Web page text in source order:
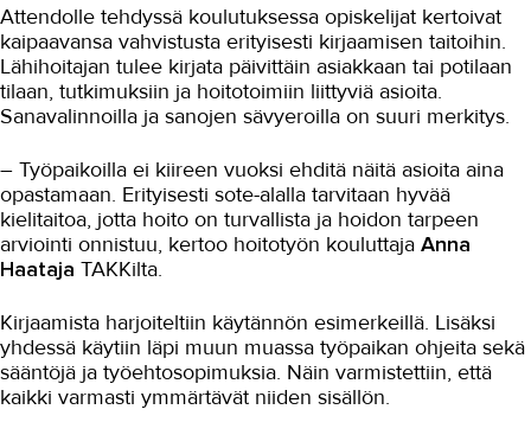
Attendolle tehdyssä koulutuksessa opiskelijat kertoivat
kaipaavansa vahvistusta erityisesti kirjaamisen taitoihin.
Lähihoitajan tulee kirjata päivittäin asiakkaan tai potilaan
tilaan, tutkimuksiin ja hoitotoimiin liittyviä asioita.
Sanavalinnoilla ja sanojen sävyeroilla on suuri merkitys.
– Työpaikoilla ei kiireen vuoksi ehditä näitä asioita aina
opastamaan. Erityisesti sote-alalla tarvitaan hyvää
kielitaitoa, jotta hoito on turvallista ja hoidon tarpeen
arviointi onnistuu, kertoo hoitotyön kouluttaja Anna
Haataja TAKKilta.
Kirjaamista harjoiteltiin käytännön esimerkeillä. Lisäksi
yhdessä käytiin läpi muun muassa työpaikan ohjeita sekä
sääntöjä ja työehtosopimuksia. Näin varmistettiin, että
kaikki varmasti ymmärtävät niiden sisällön.